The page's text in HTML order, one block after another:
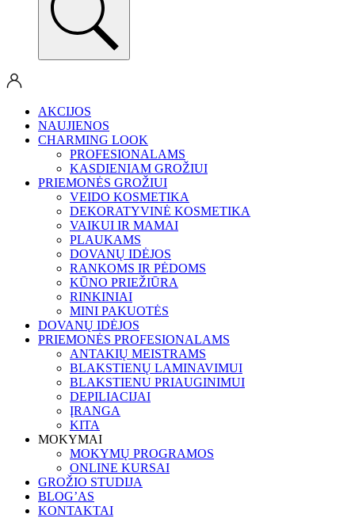
AKCIJOS
NAUJIENOS
CHARMING LOOK
PROFESIONALAMS
KASDIENIAM GROŽIUI
PRIEMONĖS GROŽIUI
VEIDO KOSMETIKA
DEKORATYVINĖ KOSMETIKA
VAIKUI IR MAMAI
PLAUKAMS
DOVANŲ IDĖJOS
RANKOMS IR PĖDOMS
KŪNO PRIEŽIŪRA
RINKINIAI
MINI PAKUOTĖS
DOVANŲ IDĖJOS
PRIEMONĖS PROFESIONALAMS
ANTAKIŲ MEISTRAMS
BLAKSTIENŲ LAMINAVIMUI
BLAKSTIENU PRIAUGINIMUI
DEPILIACIJAI
ĮRANGA
KITA
MOKYMAI
MOKYMŲ PROGRAMOS
ONLINE KURSAI
GROŽIO STUDIJA
BLOG’AS
KONTAKTAI